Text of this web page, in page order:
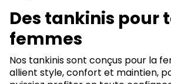
Des tankinis pour
femmes
Nos tankinis sont conçus pour la
allient style, confort et maintien,